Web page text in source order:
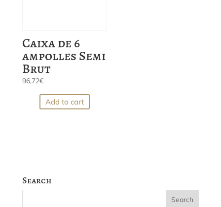
Caixa de 6
ampolles Semi
Brut
96,72€
Add to cart
Search